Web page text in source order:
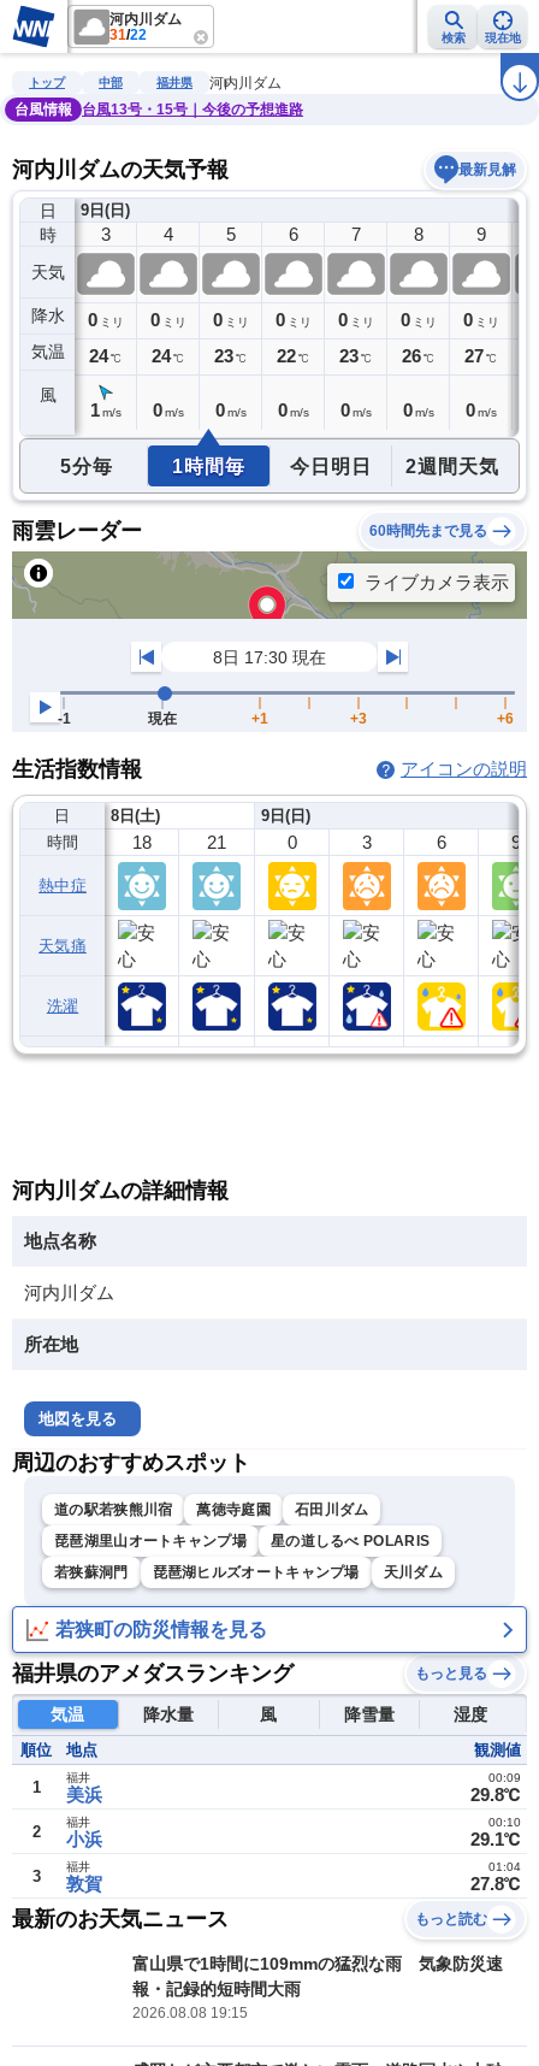
河内川ダム
31/22 検索 現在地
雨雲レーダー 台風情報 地震情報 ラ
トップ 中部 福井県
河内川ダム
台風情報
台風13号・15号｜今後の予想進路
河内川ダムの天気予報 最新見解
日
時
天気
降水
気温
風
9日(日)
2
0ミリ
25℃
3
0 ミリ
24℃
1 m/s
4
0 ミリ
24℃
0 m/s
5
0 ミリ
23℃
0 m/s
6
0 ミリ
22℃
0 m/s
7
0 ミリ
23℃
0 m/s
8
0 ミリ
26℃
0 m/s
9
0 ミリ
27℃
0 m/s
5分毎 1時間毎 今日明日 2週間天気
雨雲レーダー 60時間先まで見る
生活指数情報 アイコンの説明
日
時間
熱中症
天気痛
洗濯
8日(土)
18 21
9日(日)
0 3 6 9
河内川ダムの詳細情報
地点名称
河内川ダム
所在地
地図を見る
周辺のおすすめスポット
道の駅若狭熊川宿 萬徳寺庭園
石田川ダム
琵琶湖里山オートキャンプ場
星の道しるべ POLARIS
若狭蘇洞門
琵琶湖ヒルズオートキャンプ場 天川ダム
若狭町の防災情報を見る
福井県のアメダスランキング もっと見る
気温 降水量 風 降雪量 湿度
順位 地点 観測値
1 美浜
福井
29.8℃
00:09
2 小浜
福井
29.1℃
00:10
3 敦賀
福井
27.8℃
01:04
最新のお天気ニュース もっと読む
富山県で1時間に109mmの猛烈な雨 気象防災速
報・記録的短時間大雨
2026.08.08 19:15